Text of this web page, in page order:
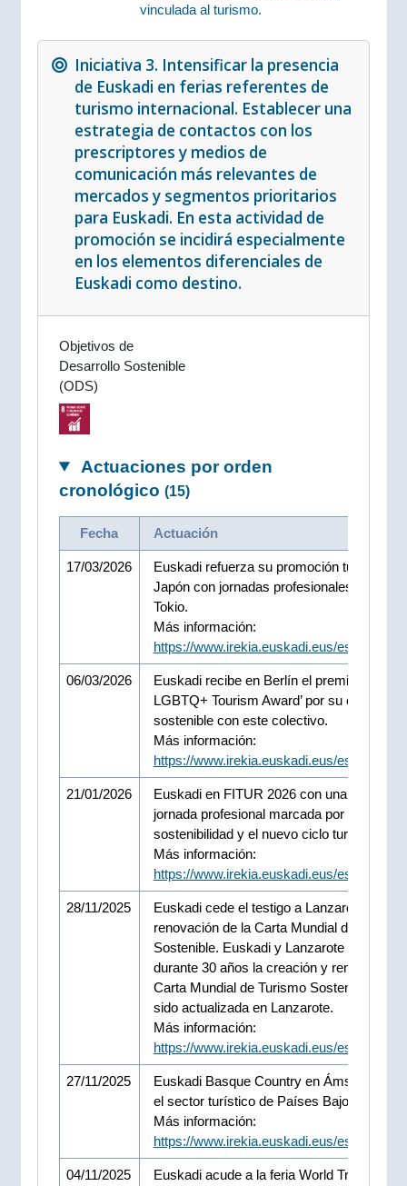
vinculada al turismo.
Iniciativa 3. Intensificar la presencia
de Euskadi en ferias referentes de
turismo internacional. Establecer una
estrategia de contactos con los
prescriptores y medios de
comunicación más relevantes de
mercados y segmentos prioritarios
para Euskadi. En esta actividad de
promoción se incidirá especialmente
en los elementos diferenciales de
Euskadi como destino.
Objetivos de
Desarrollo Sostenible
(ODS)
Actuaciones por orden
cronológico (15)
Fecha Actuación
17/03/2026
Euskadi refuerza su promoción turística en
Japón con jornadas profesionales en
Tokio.
Más información:
https://www.irekia.euskadi.eus/es/news/
06/03/2026
Euskadi recibe en Berlín el premio ‘ITB
LGBTQ+ Tourism Award’ por su
sostenible con este colectivo.
Más información:
https://www.irekia.euskadi.eus/es/news/
21/01/2026
Euskadi en FITUR 2026 con una intensa
jornada profesional marcada por la
sostenibilidad y el nuevo ciclo turístico.
Más información:
https://www.irekia.euskadi.eus/es/news/
28/11/2025
Euskadi cede el testigo a Lanzarote en la
renovación de la Carta Mundial de Turismo
Sostenible. Euskadi y Lanzarote han
durante 30 años la creación y renovación
Carta Mundial de Turismo Sostenible que
sido actualizada en Lanzarote.
Más información:
https://www.irekia.euskadi.eus/es/news/
27/11/2025
Euskadi Basque Country en Ámsterdam
el sector turístico de Países Bajos.
Más información:
https://www.irekia.euskadi.eus/es/news/
04/11/2025 Euskadi acude a la feria World Travel